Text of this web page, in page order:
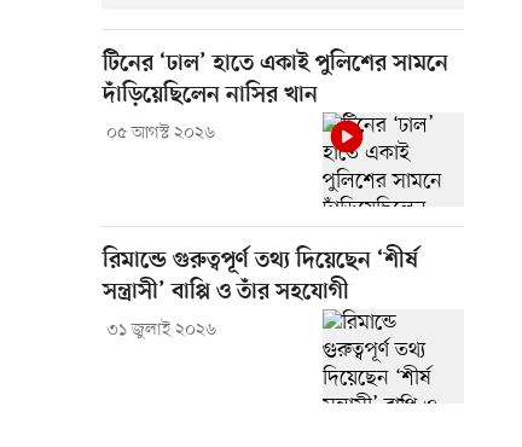
টিনের ‘ঢাল’ হাতে একাই পুলিশের সামনে
দাঁড়িয়েছিলেন নাসির খান
০৫ আগস্ট ২০২৬
রিমান্ডে গুরুত্বপূর্ণ তথ্য দিয়েছেন ‘শীর্ষ
সন্ত্রাসী’ বাপ্পি ও তাঁর সহযোগী
৩১ জুলাই ২০২৬